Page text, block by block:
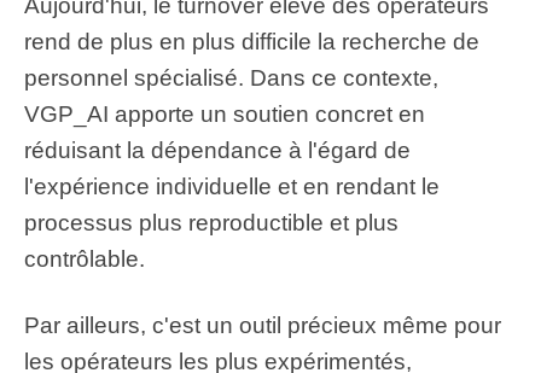
Aujourd'hui, le turnover élevé des opérateurs
rend de plus en plus difficile la recherche de
personnel spécialisé. Dans ce contexte,
VGP_AI apporte un soutien concret en
réduisant la dépendance à l'égard de
l'expérience individuelle et en rendant le
processus plus reproductible et plus
contrôlable.
Par ailleurs, c'est un outil précieux même pour
les opérateurs les plus expérimentés,